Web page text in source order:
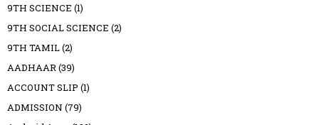
9TH SCIENCE (1)
9TH SOCIAL SCIENCE (2)
9TH TAMIL(2)
AADHAAR(39)
ACCOUNT SLIP (1)
ADMISSION (79)